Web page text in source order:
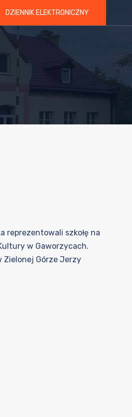
DZIENNIK ELEKTRONICZNY
reprezentowali szkołę na
w Gaworzycach.
Zielonej Górze Jerzy